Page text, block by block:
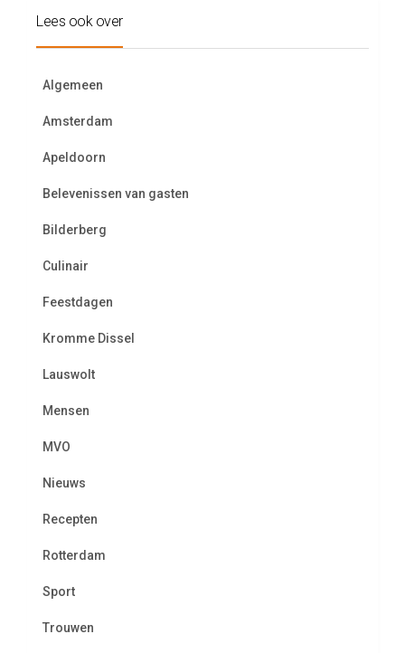
Lees ook over
Algemeen
Amsterdam
Apeldoorn
Belevenissen van gasten
Bilderberg
Culinair
Feestdagen
Kromme Dissel
Lauswolt
Mensen
MVO
Nieuws
Recepten
Rotterdam
Sport
Trouwen